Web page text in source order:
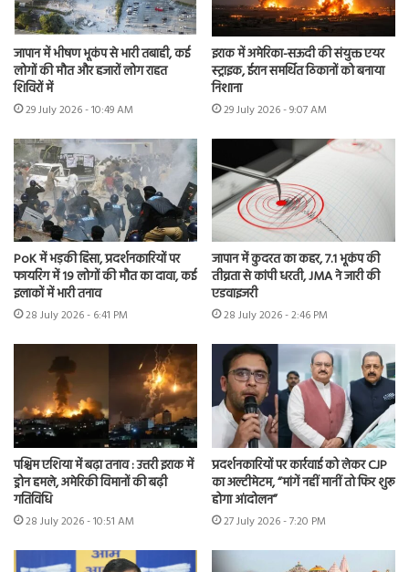
जापान में भीषण भूकंप से भारी तबाही, कई
लोगों की मौत और हजारों लोग राहत
शिविरों में
29 July 2026 - 10:49 AM
इराक में अमेरिका-सऊदी की संयुक्त एयर
स्ट्राइक, ईरान समर्थित ठिकानों को बनाया
निशाना
29 July 2026 - 9:07 AM
PoK में भड़की हिंसा, प्रदर्शनकारियों पर
फायरिंग में 19 लोगों की मौत का दावा, कई
इलाकों में भारी तनाव
28 July 2026 - 6:41 PM
जापान में कुदरत का कहर, 7.1 भूकंप की
तीव्रता से कांपी धरती, JMA ने जारी की
एडवाइजरी
28 July 2026 - 2:46 PM
पश्चिम एशिया में बढ़ा तनाव : उत्तरी इराक में
ड्रोन हमले, अमेरिकी विमानों की बढ़ी
गतिविधि
28 July 2026 - 10:51 AM
प्रदर्शनकारियों पर कार्रवाई को लेकर CJP
का अल्टीमेटम, “मांगें नहीं मानीं तो फिर शुरू
होगा आंदोलन”
27 July 2026 - 7:20 PM